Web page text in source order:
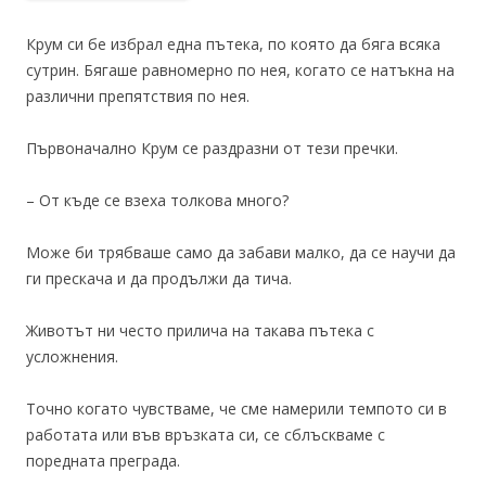
Крум си бе избрал една пътека, по която да бяга всяка
сутрин. Бягаше равномерно по нея, когато се натъкна на
различни препятствия по нея.
Първоначално Крум се раздразни от тези пречки.
– От къде се взеха толкова много?
Може би трябваше само да забави малко, да се научи да
ги прескача и да продължи да тича.
Животът ни често прилича на такава пътека с
усложнения.
Точно когато чувстваме, че сме намерили темпото си в
работата или във връзката си, се сблъскваме с
поредната преграда.